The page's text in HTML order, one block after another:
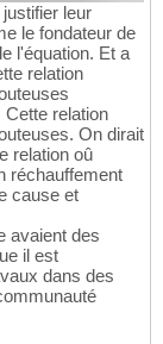
leur
le fondateur de
l'équation. Et a
relation
relation
On dirait
relation oû
réchauffement
cause et
avaient des
il est
dans des